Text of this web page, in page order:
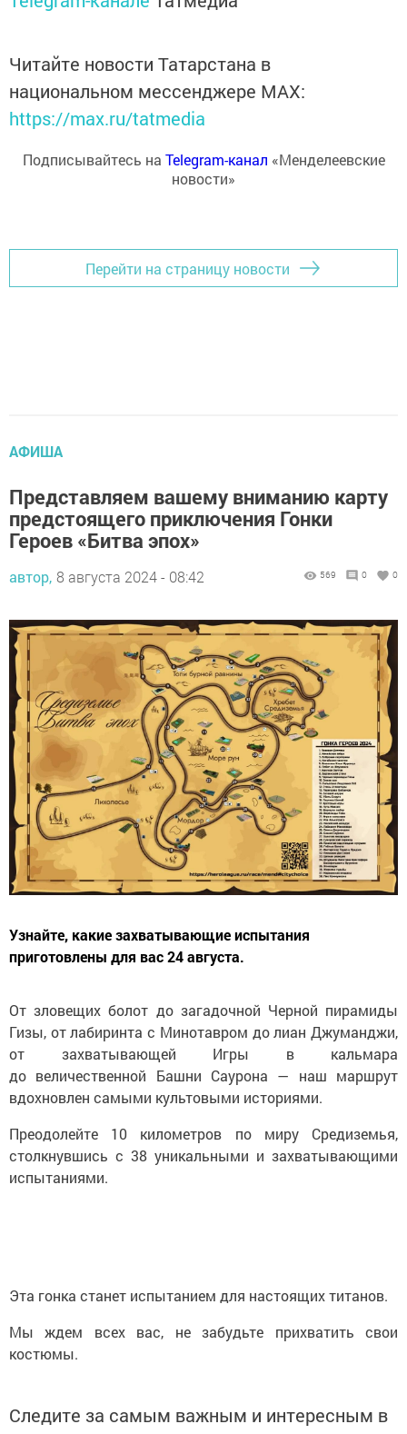
Читайте новости Татарстана в
национальном мессенджере MАХ:
https://max.ru/tatmedia
Подписывайтесь на Telegram-канал «Менделеевские
новости»
Перейти на страницу новости
АФИША
Представляем вашему вниманию карту
предстоящего приключения Гонки
Героев «Битва эпох»
автор, 8 августа 2024 - 08:42 569 0 0
Узнайте, какие захватывающие испытания
приготовлены для вас 24 августа.
От зловещих болот до загадочной Черной пирамиды
Гизы, от лабиринта с Минотавром до лиан Джуманджи,
от захватывающей Игры в кальмара
до величественной Башни Саурона — наш маршрут
вдохновлен самыми культовыми историями.
Преодолейте 10 километров по миру Средиземья,
столкнувшись с 38 уникальными и захватывающими
испытаниями.
Эта гонка станет испытанием для настоящих титанов.
Мы ждем всех вас, не забудьте прихватить свои
костюмы.
Следите за самым важным и интересным в